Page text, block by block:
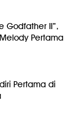
Godfather II”,
Pertama
Pertama di